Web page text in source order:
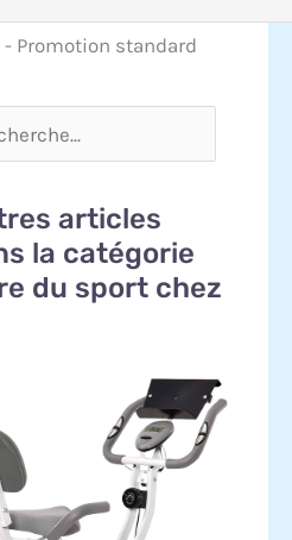
articles
la catégorie
du sport chez